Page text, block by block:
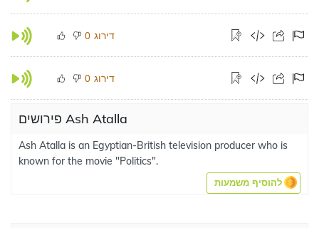
0 דירוג
0 דירוג
פירושים Ash Atalla
Ash Atalla is an Egyptian-British television producer who is
known for the movie "Politics".
להוסיף משמעות